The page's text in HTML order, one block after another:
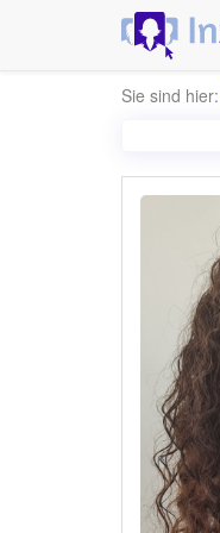
Sie sind hier: